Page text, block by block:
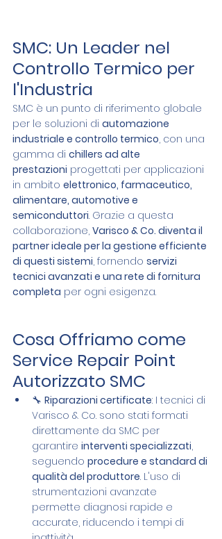
SMC: Un Leader nel
Controllo Termico per
l'Industria
SMC è un punto di riferimento globale
per le soluzioni di automazione
industriale e controllo termico, con una
gamma di chillers ad alte
prestazioni progettati per applicazioni
in ambito elettronico, farmaceutico,
alimentare, automotive e
semiconduttori. Grazie a questa
collaborazione, Varisco & Co. diventa il
partner ideale per la gestione efficiente
di questi sistemi, fornendo servizi
tecnici avanzati e una rete di fornitura
completa per ogni esigenza.
Cosa Offriamo come
Service Repair Point
Autorizzato SMC
🔧 Riparazioni certificate: I tecnici di
Varisco & Co. sono stati formati
direttamente da SMC per
garantire interventi specializzati,
seguendo procedure e standard di
qualità del produttore. L'uso di
strumentazioni avanzate
permette diagnosi rapide e
accurate, riducendo i tempi di